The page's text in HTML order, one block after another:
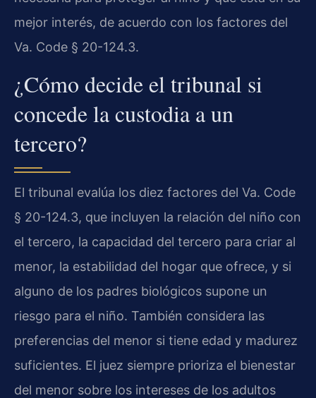
mejor interés, de acuerdo con los factores del
Va. Code § 20-124.3.
¿Cómo decide el tribunal si
concede la custodia a un
tercero?
El tribunal evalúa los diez factores del Va. Code
§ 20-124.3, que incluyen la relación del niño con
el tercero, la capacidad del tercero para criar al
menor, la estabilidad del hogar que ofrece, y si
alguno de los padres biológicos supone un
riesgo para el niño. También considera las
preferencias del menor si tiene edad y madurez
suficientes. El juez siempre prioriza el bienestar
del menor sobre los intereses de los adultos